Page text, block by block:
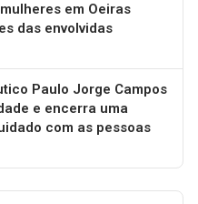
em Oeiras
das envolvidas
Paulo Jorge Campos
e encerra uma
com as pessoas